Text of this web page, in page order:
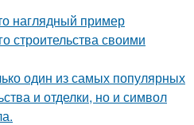
наглядный пример
строительства своими
один из самых популярных
и отделки, но и символ